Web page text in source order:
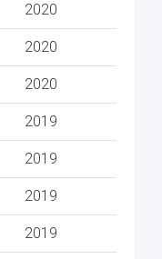
2020
2020
2020
2019
2019
2019
2019